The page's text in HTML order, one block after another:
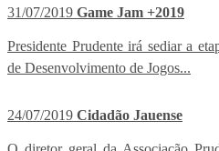
31/07/2019 Game Jam +2019
Presidente Prudente irá sediar a
de Desenvolvimento de Jogos...
24/07/2019 Cidadão Jauense